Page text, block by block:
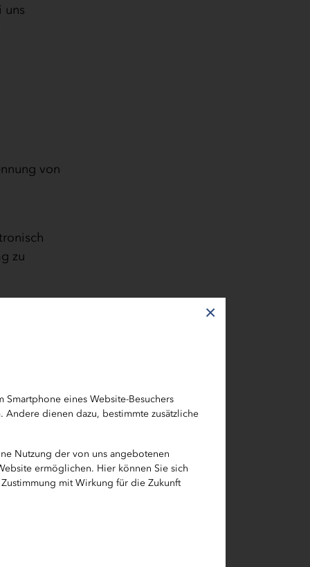
eines Website-Besuchers
dienen dazu, bestimmte zusätzliche
Nutzung der von uns angebotenen
ermöglichen. Hier können Sie sich
mit Wirkung für die Zukunft
×
uns
von
zu
Die